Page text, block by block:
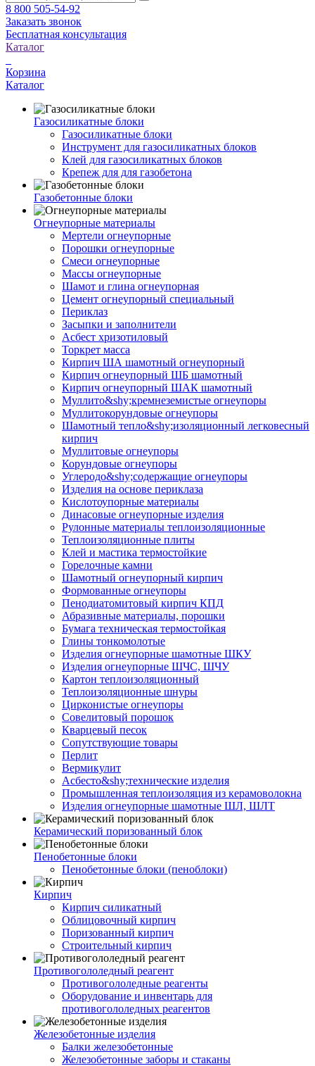
8 800 505-54-92
Заказать звонок
Бесплатная консультация
Каталог
Корзина
Каталог
Газосиликатные блоки
Газосиликатные блоки
Инструмент для газосиликатных блоков
Клей для газосиликатных блоков
Крепеж для для газобетона
Газобетонные блоки
Огнеупорные материалы
Мертели огнеупорные
Порошки огнеупорные
Смеси огнеупорные
Массы огнеупорные
Шамот и глина огнеупорная
Цемент огнеупорный специальный
Периклаз
Засыпки и заполнители
Асбест хризотиловый
Торкрет масса
Кирпич ША шамотный огнеупорный
Кирпич огнеупорный ШБ шамотный
Кирпич огнеупорный ШАК шамотный
Муллито&shy;­кремнеземистые огнеупоры
Муллито­корундовые огнеупоры
Шамотный тепло&shy;изоляционный легковесный
кирпич
Муллитовые огнеупоры
Корундовые огнеупоры
Углеродо&shy;содержащие огнеупоры
Изделия на основе периклаза
Кислотоупорные материалы
Динасовые огнеупорные изделия
Рулонные материалы теплоизоляционные
Тепло­изоляционные плиты
Клей и мастика термостойкие
Горелочные камни
Шамотный огнеупорный кирпич
Формованные огнеупоры
Пенодиатомитовый кирпич КПД
Абразивные материалы, порошки
Бумага техническая термостойкая
Глины тонкомолотые
Изделия огнеупорные шамотные ШКУ
Изделия огнеупорные ШЧС, ШЧУ
Картон теплоизоляционный
Теплоизоляционные шнуры
Цирконистые огнеупоры
Совелитовый порошок
Кварцевый песок
Сопутствующие товары
Перлит
Вермикулит
Асбесто&shy;технические изделия
Промышленная теплоизоляция из керамоволокна
Изделия огнеупорные шамотные ШЛ, ШЛТ
Керамический поризованный блок
Пенобетонные блоки
Пенобетонные блоки (пеноблоки)
Кирпич
Кирпич силикатный
Облицовочный кирпич
Поризованный кирпич
Строительный кирпич
Противогололедный реагент
Противогололедные реагенты
Оборудование и инвентарь для
противогололедных реагентов
Железобетонные изделия
Балки железобетонные
Железобетонные заборы и стаканы